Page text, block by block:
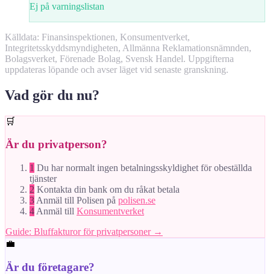
Ej på varningslistan
Källdata: Finansinspektionen, Konsumentverket,
Integritetsskyddsmyndigheten, Allmänna Reklamationsnämnden,
Bolagsverket, Förenade Bolag, Svensk Handel. Uppgifterna
uppdateras löpande och avser läget vid senaste granskning.
Vad gör du nu?
🛒
Är du privatperson?
1 Du har normalt ingen betalningsskyldighet för obeställda
tjänster
2 Kontakta din bank om du råkat betala
3 Anmäl till Polisen på polisen.se
4 Anmäl till Konsumentverket
Guide: Bluffakturor för privatpersoner →
💼
Är du företagare?